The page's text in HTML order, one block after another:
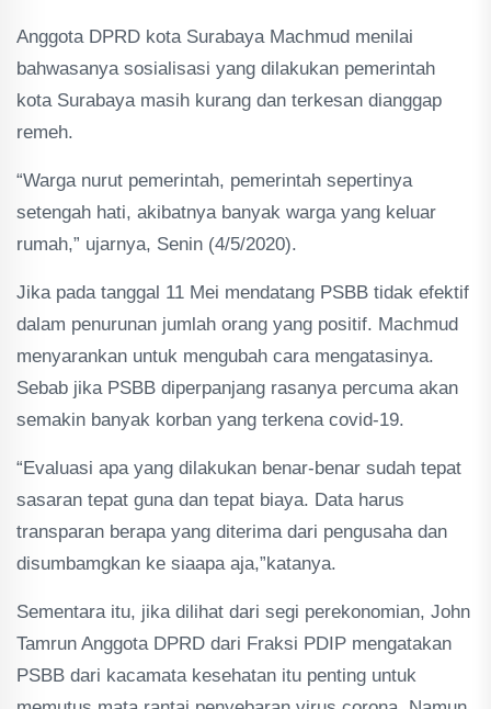
Anggota DPRD kota Surabaya Machmud menilai
bahwasanya sosialisasi yang dilakukan pemerintah
kota Surabaya masih kurang dan terkesan dianggap
remeh.
“Warga nurut pemerintah, pemerintah sepertinya
setengah hati, akibatnya banyak warga yang keluar
rumah,” ujarnya, Senin (4/5/2020).
Jika pada tanggal 11 Mei mendatang PSBB tidak efektif
dalam penurunan jumlah orang yang positif. Machmud
menyarankan untuk mengubah cara mengatasinya.
Sebab jika PSBB diperpanjang rasanya percuma akan
semakin banyak korban yang terkena covid-19.
“Evaluasi apa yang dilakukan benar-benar sudah tepat
sasaran tepat guna dan tepat biaya. Data harus
transparan berapa yang diterima dari pengusaha dan
disumbamgkan ke siaapa aja,”katanya.
Sementara itu, jika dilihat dari segi perekonomian, John
Tamrun Anggota DPRD dari Fraksi PDIP mengatakan
PSBB dari kacamata kesehatan itu penting untuk